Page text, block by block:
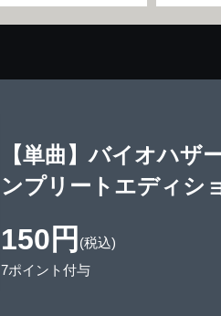
【単曲】バイオハ
ンプリートエディシ
150円 (税込)
7ポイント付与